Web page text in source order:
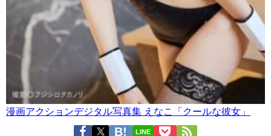
漫画アクションデジタル写真集 えなこ「クールな彼女」
LINE